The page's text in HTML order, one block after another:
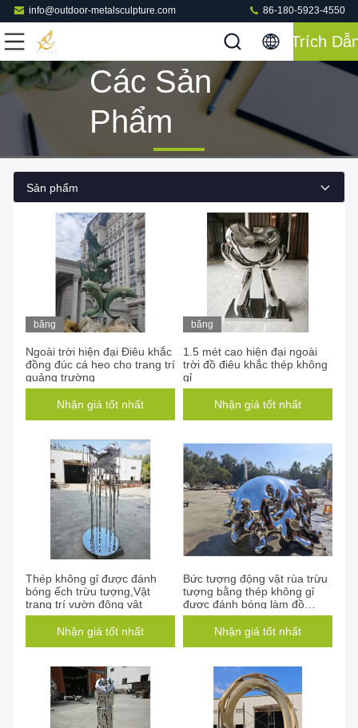
info@outdoor-metalsculpture.com 86-180-5923-4550
Trích
Các Sản
Phẩm
Sản phẩm
băng
Ngoài trời hiện đại Điêu khắc
đồng đúc cá heo cho trang trí
quảng trường
Nhận giá tốt nhất
băng
1.5 mét cao hiện đại ngoài
trời đồ điêu khắc thép không
gỉ
Nhận giá tốt nhất
Thép không gỉ được đánh
bóng ếch trừu tượng,Vật
trang trí vườn động vật
Nhận giá tốt nhất
Bức tượng động vật rùa trừu
tượng bằng thép không gỉ
được đánh bóng làm đồ
trang trí vườn
Nhận giá tốt nhất